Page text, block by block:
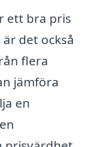
ett bra pris
det också
flera
jämföra
en